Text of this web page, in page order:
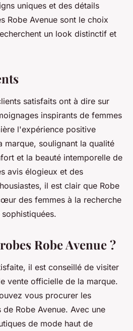
uniques et des détails
Robe Avenue sont le choix
un look distinctif et
satisfaits ont à dire sur
inspirants de femmes
l'expérience positive
marque, soulignant la qualité
et la beauté intemporelle de
avis élogieux et des
il est clair que Robe
des femmes à la recherche
Robe Avenue ?
il est conseillé de visiter
vente officielle de la marque.
vous procurer les
Robe Avenue. Avec une
de mode haut de